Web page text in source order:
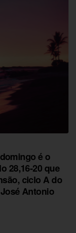
é o
28,16-20 que
ciclo A do
Antonio